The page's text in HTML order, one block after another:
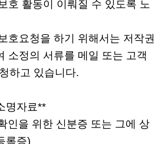
호 활동이 이뤄질 수 있도록 노
호요청을 하기 위해서는 저작권
소정의 서류를 메일 또는 고객
하고 있습니다.
명자료**
인을 위한 신분증 또는 그에 상
록증)